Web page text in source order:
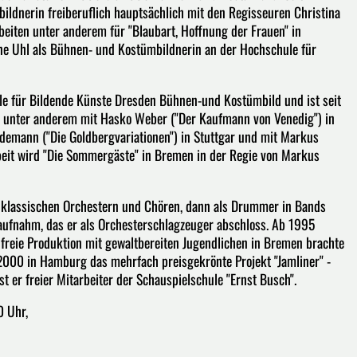
freiberuflich hauptsächlich mit den Regisseuren Christina
unter anderem für "Blaubart, Hoffnung der Frauen" in
Uhl als Bühnen- und Kostümbildnerin an der Hochschule für
für Bildende Künste Dresden Bühnen-und Kostümbild und ist seit
anderem mit Hasko Weber ("Der Kaufmann von Venedig") in
("Die Goldbergvariationen") in Stuttgar und mit Markus
wird "Die Sommergäste" in Bremen in der Regie von Markus
Orchestern und Chören, dann als Drummer in Bands
das er als Orchesterschlagzeuger abschloss. Ab 1995
Produktion mit gewaltbereiten Jugendlichen in Bremen brachte
in Hamburg das mehrfach preisgekrönte Projekt "Jamliner" -
freier Mitarbeiter der Schauspielschule "Ernst Busch".
Uhr,